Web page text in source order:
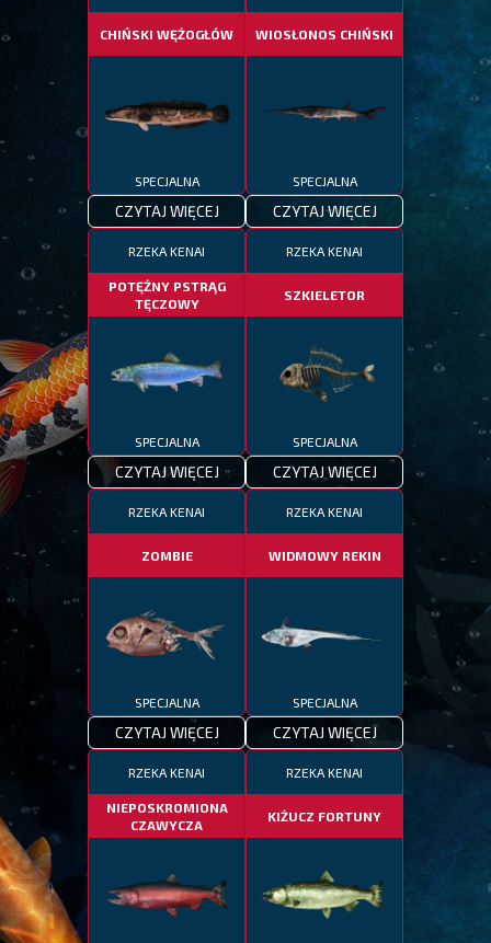
CHIŃSKI WĘŻOGŁÓW
SPECJALNA
CZYTAJ WIĘCEJ
WIOSŁONOS CHIŃSKI
SPECJALNA
CZYTAJ WIĘCEJ
RZEKA KENAI
POTĘŻNY PSTRĄG
TĘCZOWY
SPECJALNA
CZYTAJ WIĘCEJ
RZEKA KENAI
SZKIELETOR
SPECJALNA
CZYTAJ WIĘCEJ
RZEKA KENAI
ZOMBIE
SPECJALNA
CZYTAJ WIĘCEJ
RZEKA KENAI
WIDMOWY REKIN
SPECJALNA
CZYTAJ WIĘCEJ
RZEKA KENAI
NIEPOSKROMIONA
CZAWYCZA
RZEKA KENAI
KIŻUCZ FORTUNY